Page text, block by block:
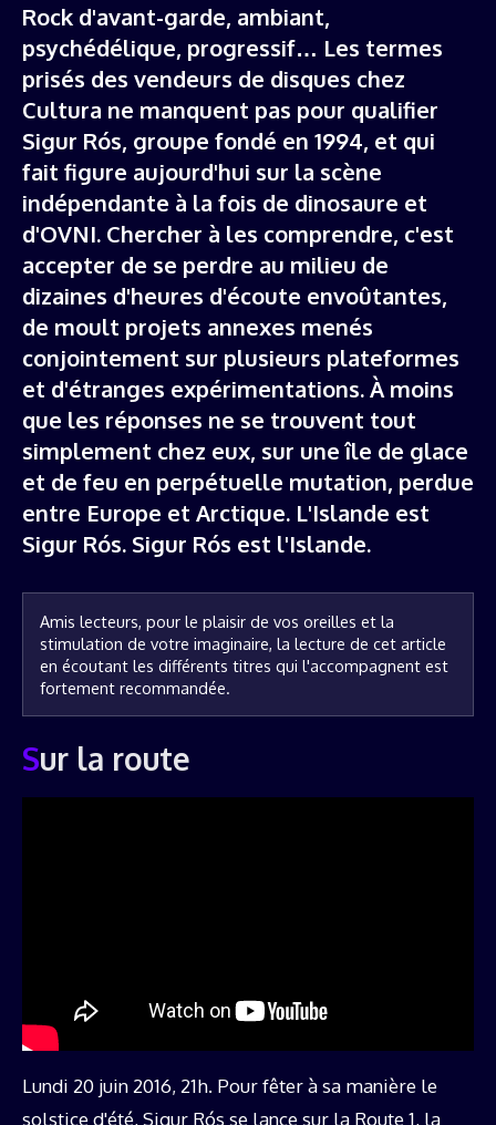
Rock d'avant-garde, ambiant,
psychédélique, progressif… Les termes
prisés des vendeurs de disques chez
Cultura ne manquent pas pour qualifier
Sigur Rós, groupe fondé en 1994, et qui
fait figure aujourd'hui sur la scène
indépendante à la fois de dinosaure et
d'OVNI. Chercher à les comprendre, c'est
accepter de se perdre au milieu de
dizaines d'heures d'écoute envoûtantes,
de moult projets annexes menés
conjointement sur plusieurs plateformes
et d'étranges expérimentations. À moins
que les réponses ne se trouvent tout
simplement chez eux, sur une île de glace
et de feu en perpétuelle mutation, perdue
entre Europe et Arctique. L'Islande est
Sigur Rós. Sigur Rós est l'Islande.
Amis lecteurs, pour le plaisir de vos oreilles et la
stimulation de votre imaginaire, la lecture de cet article
en écoutant les différents titres qui l'accompagnent est
fortement recommandée.
Sur la route
Lundi 20 juin 2016, 21h. Pour fêter à sa manière le
solstice d'été, Sigur Rós se lance sur la Route 1, la